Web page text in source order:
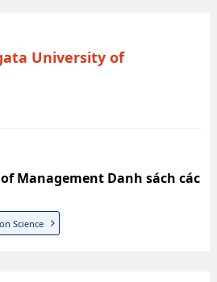
University of
Management Danh sách các
Science